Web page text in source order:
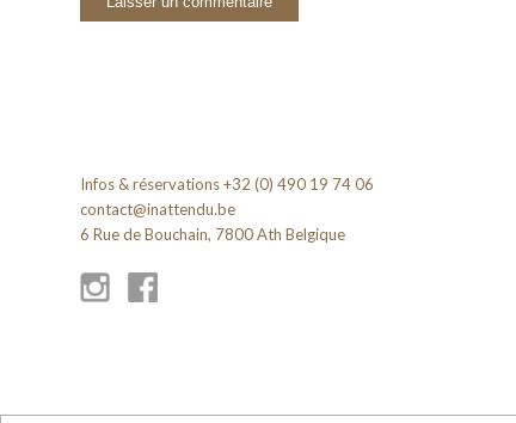
Infos & réservations +32 (0) 490 19 74 06
contact@inattendu.be
6 Rue de Bouchain, 7800 Ath Belgique